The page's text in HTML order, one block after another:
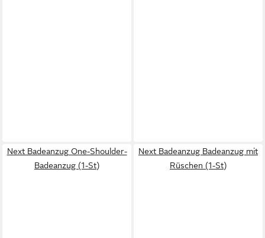
Next Badeanzug One-Shoulder-
Badeanzug (1-St)
Next Badeanzug Badeanzug mit
Rüschen (1-St)